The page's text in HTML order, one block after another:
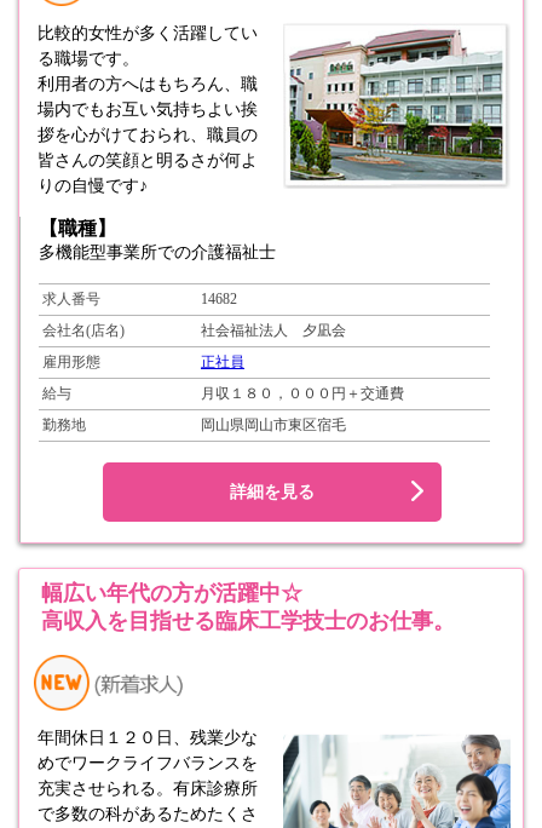
比較的女性が多く活躍してい
る職場です。
利用者の方へはもちろん、職
場内でもお互い気持ちよい挨
拶を心がけておられ、職員の
皆さんの笑顔と明るさが何よ
りの自慢です♪
【職種】
多機能型事業所での介護福祉士
求人番号
14682
会社名(店名)
社会福祉法人 夕凪会
雇用形態
正社員
給与
月収１８０，０００円＋交通費
勤務地
岡山県岡山市東区宿毛
詳細を見る
幅広い年代の方が活躍中☆
高収入を目指せる臨床工学技士のお仕事。
年間休日１２０日、残業少な
めでワークライフバランスを
充実させられる。有床診療所
で多数の科があるためたくさ